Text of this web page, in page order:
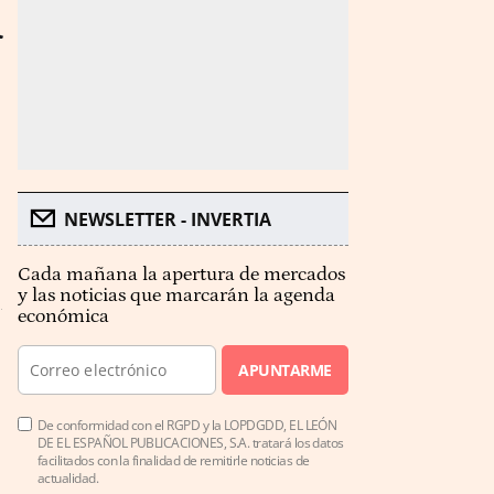
NEWSLETTER - INVERTIA
Cada mañana la apertura de mercados
y las noticias que marcarán la agenda
económica
APUNTARME
De conformidad con el RGPD y la LOPDGDD, EL LEÓN
DE EL ESPAÑOL PUBLICACIONES, S.A. tratará los datos
facilitados con la finalidad de remitirle noticias de
actualidad.